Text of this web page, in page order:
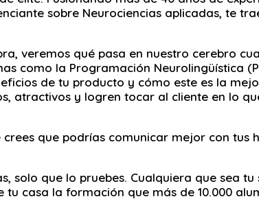
sobre Neurociencias aplicadas, te
veremos qué pasa en nuestro cerebro
como la Programación Neurolingüística
de tu producto y cómo este es la
atractivos y logren tocar al cliente en lo
que podrías comunicar mejor con tus
solo que lo pruebes. Cualquiera que sea tu
casa la formación que más de 10.000